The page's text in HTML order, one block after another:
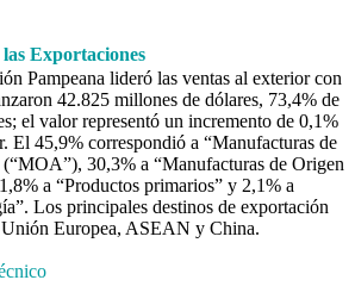
Exportaciones
Pampeana lideró las ventas al exterior con
42.825 millones de dólares, 73,4% de
el valor representó un incremento de 0,1%
El 45,9% correspondió a “Manufacturas de
30,3% a “Manufacturas de Origen
a “Productos primarios” y 2,1% a
Los principales destinos de exportación
Europea, ASEAN y China.